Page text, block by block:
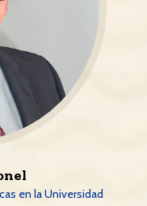
en la Universidad